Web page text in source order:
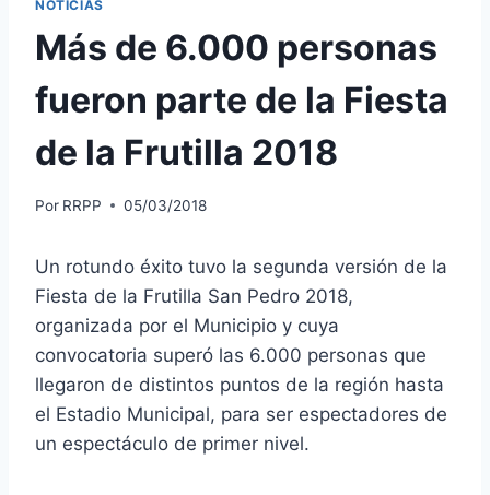
NOTICIAS
Más de 6.000 personas
fueron parte de la Fiesta
de la Frutilla 2018
Por RRPP 05/03/2018
Un rotundo éxito tuvo la segunda versión de la
Fiesta de la Frutilla San Pedro 2018,
organizada por el Municipio y cuya
convocatoria superó las 6.000 personas que
llegaron de distintos puntos de la región hasta
el Estadio Municipal, para ser espectadores de
un espectáculo de primer nivel.